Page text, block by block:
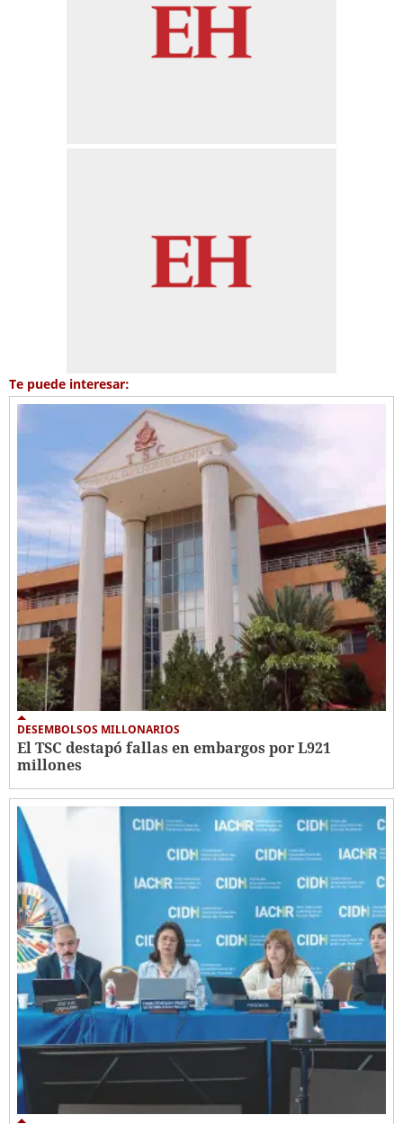
Te puede interesar:
DESEMBOLSOS MILLONARIOS
El TSC destapó fallas en embargos por L921
millones